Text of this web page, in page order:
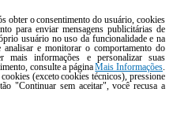
obter o consentimento do usuário, cookies
para enviar mensagens publicitárias de
usuário no uso da funcionalidade e na
e monitorar o comportamento do
mais informações e personalizar suas
consulte a páginaMais Informações.
(exceto cookies técnicos), pressione
"Continuar sem aceitar", você recusa a